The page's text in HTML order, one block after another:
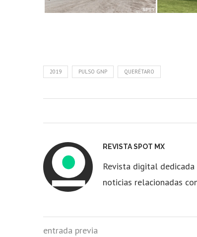
2019 PULSO GNP QUERÉTARO
REVISTA SPOT MX
Revista digital
noticias relacionadas
entrada previa